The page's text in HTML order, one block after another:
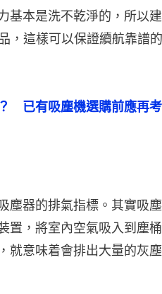
基本是洗不乾淨的，所以
，這樣可以保證續航靠譜
　已有吸塵機選購前應再
塵器的排氣指標。其實吸
置，將室內空氣吸入到塵
就意味着會排出大量的灰